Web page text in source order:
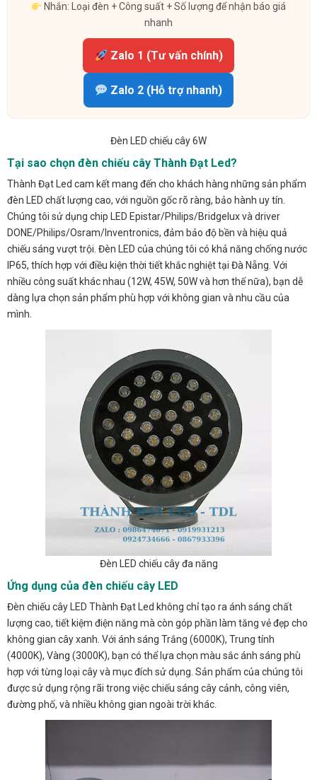
Nhắn: Loại đèn + Công suất + Số lượng để nhận báo giá
nhanh
Zalo 1 (Tư vấn chính)
Zalo 2 (Hỗ trợ nhanh)
Đèn LED chiếu cây 6W
Tại sao chọn đèn chiếu cây Thành Đạt Led?
Thành Đạt Led cam kết mang đến cho khách hàng những sản phẩm
đèn LED chất lượng cao, với nguồn gốc rõ ràng, bảo hành uy tín.
Chúng tôi sử dụng chip LED Epistar/Philips/Bridgelux và driver
DONE/Philips/Osram/Inventronics, đảm bảo độ bền và hiệu quả
chiếu sáng vượt trội. Đèn LED của chúng tôi có khả năng chống nước
IP65, thích hợp với điều kiện thời tiết khắc nghiệt tại Đà Nẵng. Với
nhiều công suất khác nhau (12W, 45W, 50W và hơn thế nữa), bạn dễ
dàng lựa chọn sản phẩm phù hợp với không gian và nhu cầu của
mình.
Đèn LED chiếu cây đa năng
Ứng dụng của đèn chiếu cây LED
Đèn chiếu cây LED Thành Đạt Led không chỉ tạo ra ánh sáng chất
lượng cao, tiết kiệm điện năng mà còn góp phần làm tăng vẻ đẹp cho
không gian cây xanh. Với ánh sáng Trắng (6000K), Trung tính
(4000K), Vàng (3000K), bạn có thể lựa chọn màu sắc ánh sáng phù
hợp với từng loại cây và mục đích sử dụng. Sản phẩm của chúng tôi
được sử dụng rộng rãi trong việc chiếu sáng cây cảnh, công viên,
đường phố, và nhiều không gian ngoài trời khác.